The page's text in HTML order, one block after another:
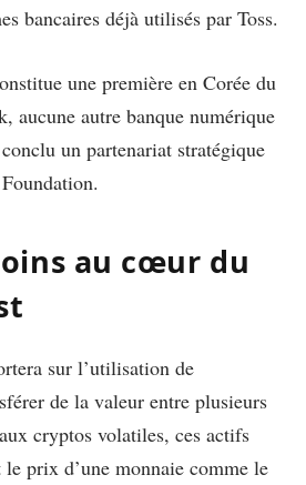
bancaires déjà utilisés par Toss.
une première en Corée du
aucune autre banque numérique
un partenariat stratégique
au cœur du
sur l’utilisation de
de la valeur entre plusieurs
cryptos volatiles, ces actifs
le prix d’une monnaie comme le